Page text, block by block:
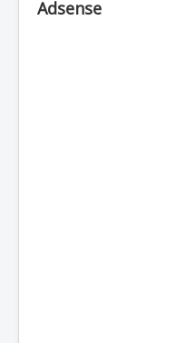
Adsense